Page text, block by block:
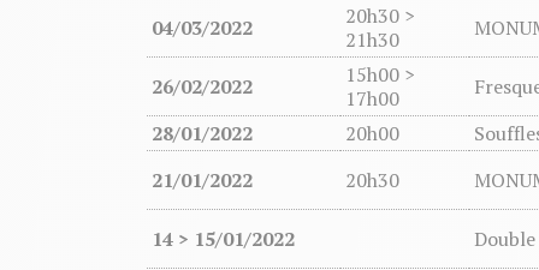
04/03/2022
20h30 >
21h30
26/02/2022
15h00 >
17h00
28/01/2022 20h00
21/01/2022 20h30
14 > 15/01/2022 Double